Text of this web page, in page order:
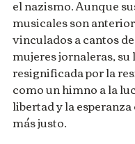
el nazismo. Aunque
musicales son
vinculados a cantos
mujeres jornaleras, su
resignificada por la
como un himno a la
libertad y la
más justo.